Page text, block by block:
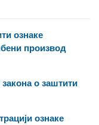
ознаке
производ
о заштити
ознаке